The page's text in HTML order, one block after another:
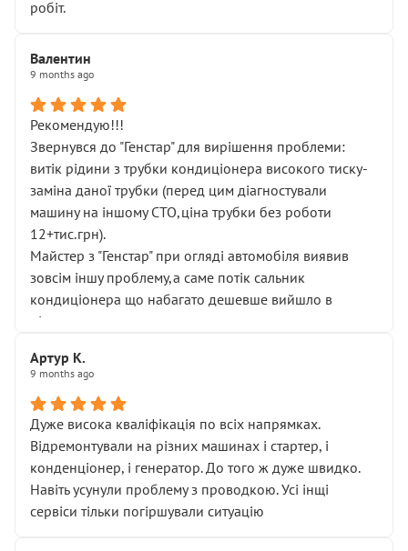
робіт.
Валентин
9 months ago
Рекомендую!!!
Звернувся до "Генстар" для вирішення проблеми:
витік рідини з трубки кондиціонера високого тиску-
заміна даної трубки (перед цим діагностували
машину на іншому СТО,ціна трубки без роботи
12+тис.грн).
Майстер з "Генстар" при огляді автомобіля виявив
зовсім іншу проблему,а саме потік сальник
кондиціонера що набагато дешевше вийшло в
підсумку.
Артур К.
9 months ago
Дуже висока кваліфікація по всіх напрямках.
Відремонтували на різних машинах і стартер, і
конденціонер, і генератор. До того ж дуже швидко.
Навіть усунули проблему з проводкою. Усі інщі
сервіси тільки погіршували ситуацію